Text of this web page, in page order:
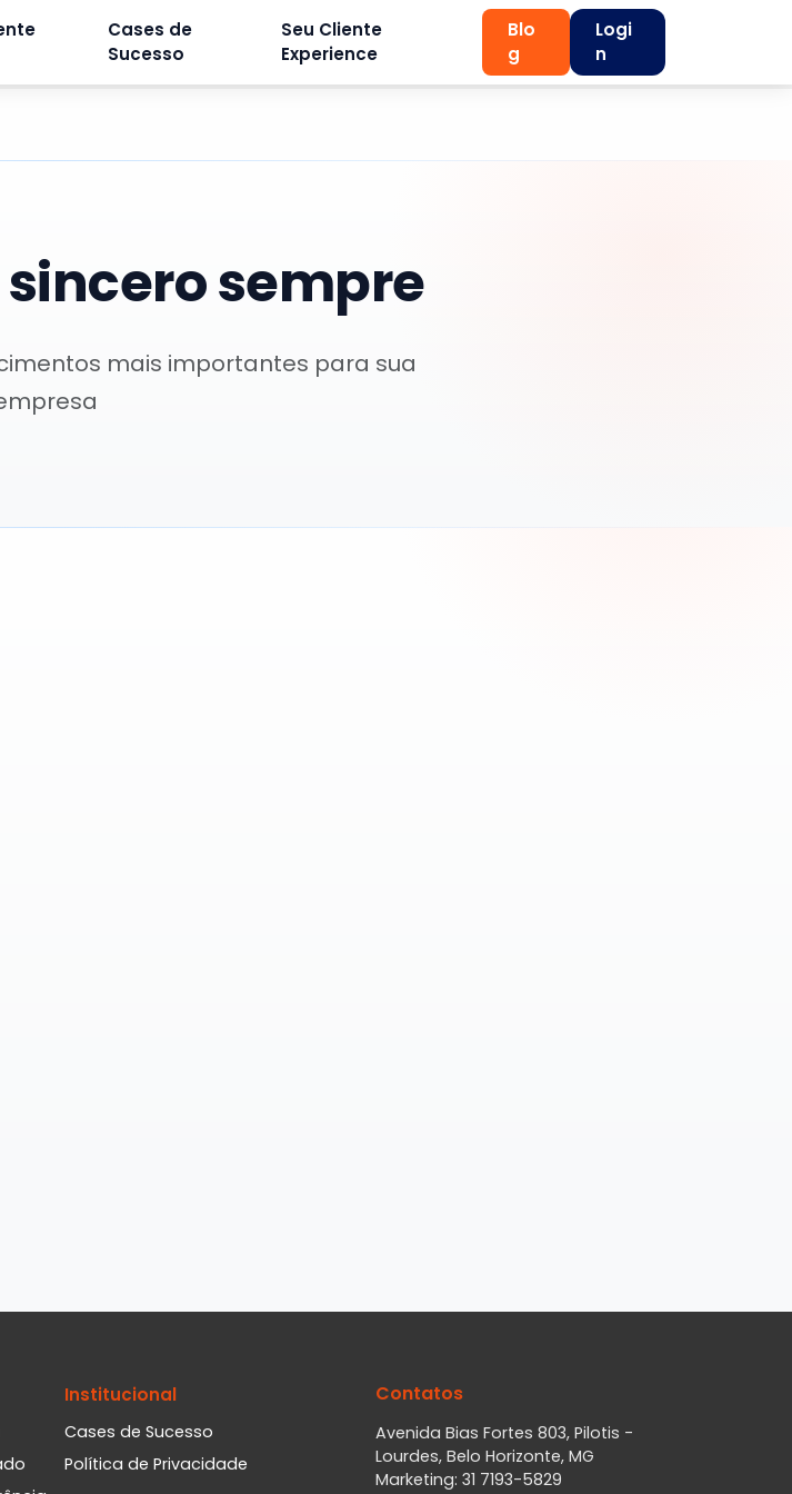
Cases de
Sucesso
Seu Cliente
Experience
Blo
g
Logi
n
sincero sempre
mais importantes para sua
Institucional
Cases de Sucesso
Política de Privacidade
Contatos
Avenida Bias Fortes 803, Pilotis -
Lourdes, Belo Horizonte, MG
Marketing: 31 7193-5829